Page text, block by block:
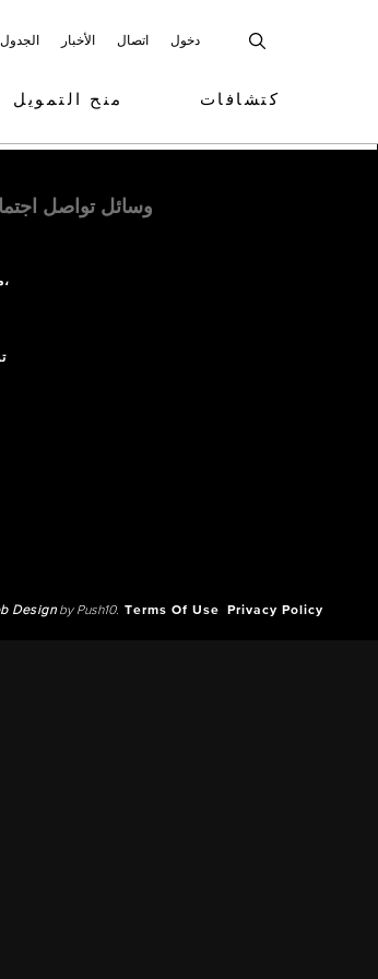
الأخبار اتصال دخول
منح التمويل كتشافات
وسائل تواصل
متابعة،
Designby Push10. Terms Of Use Privacy Policy